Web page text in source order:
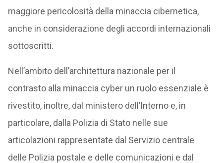
maggiore pericolosità della minaccia cibernetica,
anche in considerazione degli accordi internazionali
sottoscritti.
Nell’ambito dell’architettura nazionale per il
contrasto alla minaccia cyber un ruolo essenziale è
rivestito, inoltre, dal ministero dell’Interno e, in
particolare, dalla Polizia di Stato nelle sue
articolazioni rappresentate dal Servizio centrale
delle Polizia postale e delle comunicazioni e dal